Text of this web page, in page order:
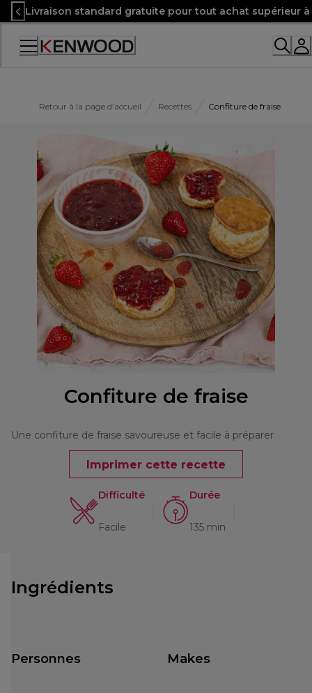
Skip
to
Content
Livraison standard gratuite pour tout achat supérieur
Retour à la page d’accueil Recettes Confiture de fraise
Confiture de fraise
Une confiture de fraise savoureuse et facile à préparer
Imprimer cette recette
Difficulté
Facile
Durée
135 min
Ingrédients
Personnes Makes